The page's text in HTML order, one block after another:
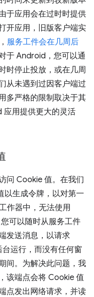
于应用会在过时时提供
开应用，旧版客户端实
服务工件会在几周后
于 Android，您可以通
时停止投放，或在几周
从未遇到过因客户端过
多严格的限制取决于其
应用提供更大的灵活
问 Cookie 值。在我们
以生成令牌，以对第一
作器中，无法使用
可以随时从服务工件
发送消息，以请求
运行，而没有任何窗
间。为解决此问题，我
该端点会将 Cookie 值
点发出网络请求，并读